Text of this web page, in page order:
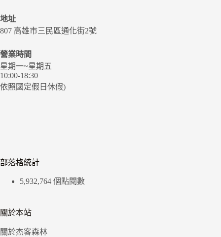
地址
807 高雄市三民區通化街2號
營業時間
星期一~星期五
10:00-18:30
依照國定假日休假)
部落格統計
5,932,764 個點閱數
關於本站
關於杰客森林